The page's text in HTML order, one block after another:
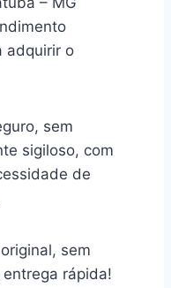
adquirir o
sem
sigiloso, com
de
sem
rápida!